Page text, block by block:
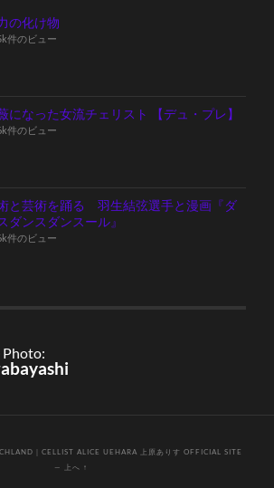
の化け物
件のビュー
になった女流チェリスト 【デュ・プレ】
件のビュー
と芸術を踊る 羽生結弦選手と漫画『ダ
ダンスダンスール』
件のビュー
Photo:
｜CELLIST ALICE UEHARA 上原ありす OFFICIAL SITE
—
上へ ↑